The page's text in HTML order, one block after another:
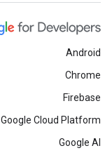
Android
Chrome
Firebase
Google Cloud Platform
Google AI